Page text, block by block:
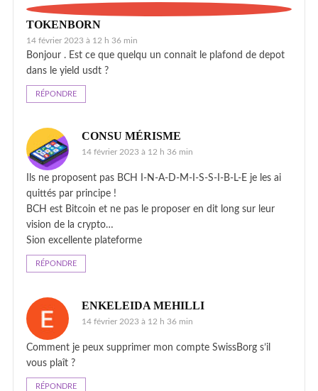
TOKENBORN
14 février 2023 à 12 h 36 min
Bonjour . Est ce que quelqu un connait le plafond de depot
dans le yield usdt ?
RÉPONDRE
CONSU MÉRISME
14 février 2023 à 12 h 36 min
Ils ne proposent pas BCH I-N-A-D-M-I-S-S-I-B-L-E je les ai
quittés par principe !
BCH est Bitcoin et ne pas le proposer en dit long sur leur
vision de la crypto…
Sion excellente plateforme
RÉPONDRE
ENKELEIDA MEHILLI
14 février 2023 à 12 h 36 min
Comment je peux supprimer mon compte SwissBorg s’il
vous plaît ?
RÉPONDRE